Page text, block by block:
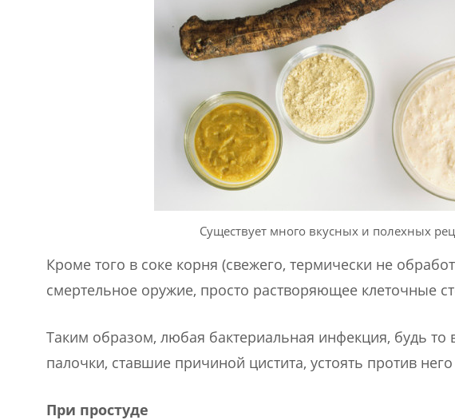
Существует много вкусных и полехных
Кроме того в соке корня (свежего, термически не
смертельное оружие, просто растворяющее клеточные
Таким образом, любая бактериальная инфекция, будь
палочки, ставшие причиной цистита, устоять против
При простуде